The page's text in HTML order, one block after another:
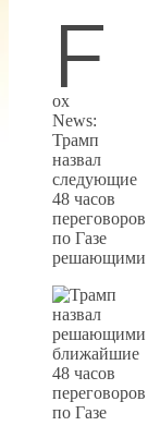
F
ox
News:
Трамп
назвал
следующие
48 часов
переговоров
по Газе
решающими